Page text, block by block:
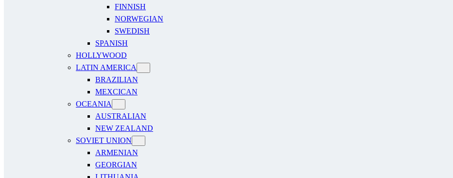
FINNISH
NORWEGIAN
SWEDISH
SPANISH
HOLLYWOOD
LATIN AMERICA
BRAZILIAN
MEXCICAN
OCEANIA
AUSTRALIAN
NEW ZEALAND
SOVIET UNION
ARMENIAN
GEORGIAN